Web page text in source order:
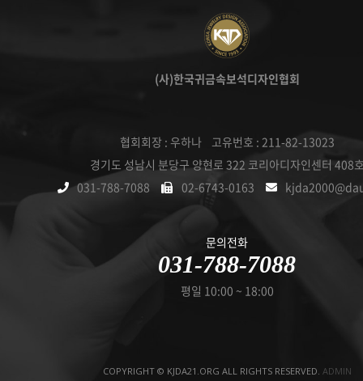
(사)한국귀금속보석디자인협회
협회회장 : 우하나 고유번호 : 211-82-13023
경기도 성남시 분당구 양현로 322 코리아디자인센터 408
031-788-7088
02-6743-0163
문의전화
031-788-7088
평일 10:00 ~ 18:00
COPYRIGHT © KJDA21.ORG ALL RIGHTS RESERVED. ADMIN